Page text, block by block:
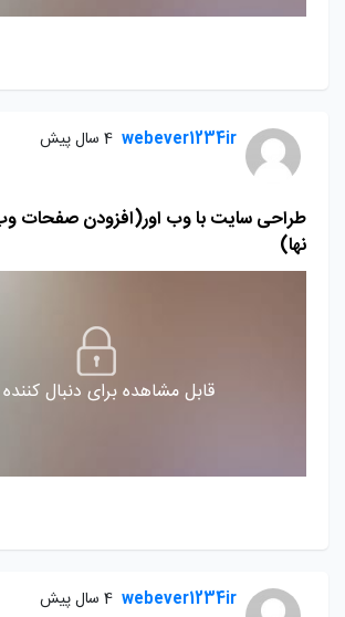
webever1234ir 4 سال پیش
طراحی سایت با وب اور(افزودن صفحات
نها)
قابل مشاهده برای دنبال
webever1234ir 4 سال پیش